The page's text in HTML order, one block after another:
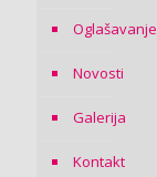
Oglašavanje
Novosti
Galerija
Kontakt